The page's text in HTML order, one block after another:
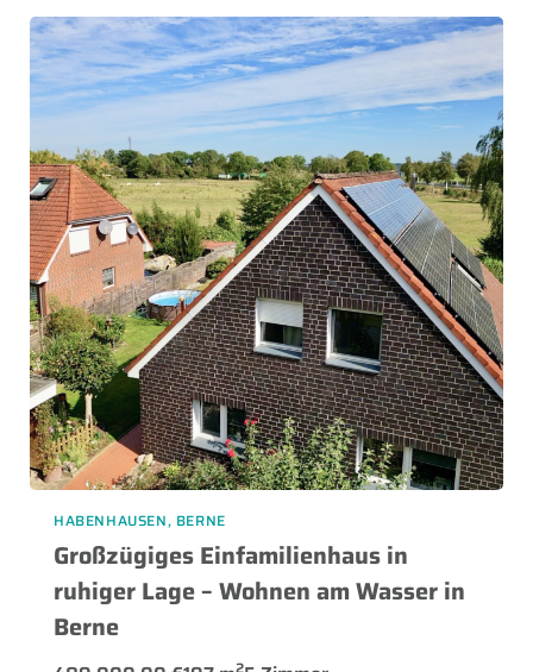
HABENHAUSEN, BERNE
Großzügiges Einfamilienhaus in
ruhiger Lage – Wohnen am Wasser in
Berne